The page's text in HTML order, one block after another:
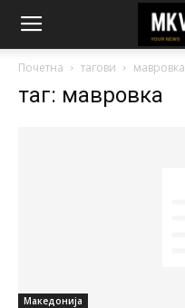
Почетна тагови мавровка
таг: мавровка
Македонија